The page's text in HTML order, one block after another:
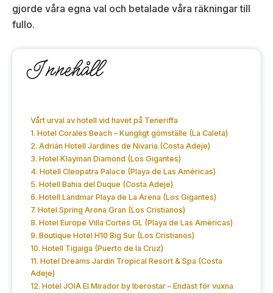
gjorde våra egna val och betalade våra räkningar till
fullo.
Innehåll
Vårt urval av hotell vid havet på Teneriffa
1. Hotel Corales Beach – Kungligt gömställe (La Caleta)
2. Adrián Hotell Jardines de Nivaria (Costa Adeje)
3. Hotel Klayman Diamond (Los Gigantes)
4. Hotell Cleopatra Palace (Playa de Las Américas)
5. Hotell Bahia del Duque (Costa Adeje)
6. Hotell Landmar Playa de La Arena (Los Gigantes)
7. Hotel Spring Arona Gran (Los Cristianos)
8. Hotel Europe Villa Cortes GL (Playa de Las Américas)
9. Boutique Hotel H10 Big Sur (Los Cristianos)
10. Hotell Tigaiga (Puerto de la Cruz)
11. Hotel Dreams Jardin Tropical Resort & Spa (Costa
Adeje)
12. Hotel JOIA El Mirador by Iberostar – Endast för vuxna